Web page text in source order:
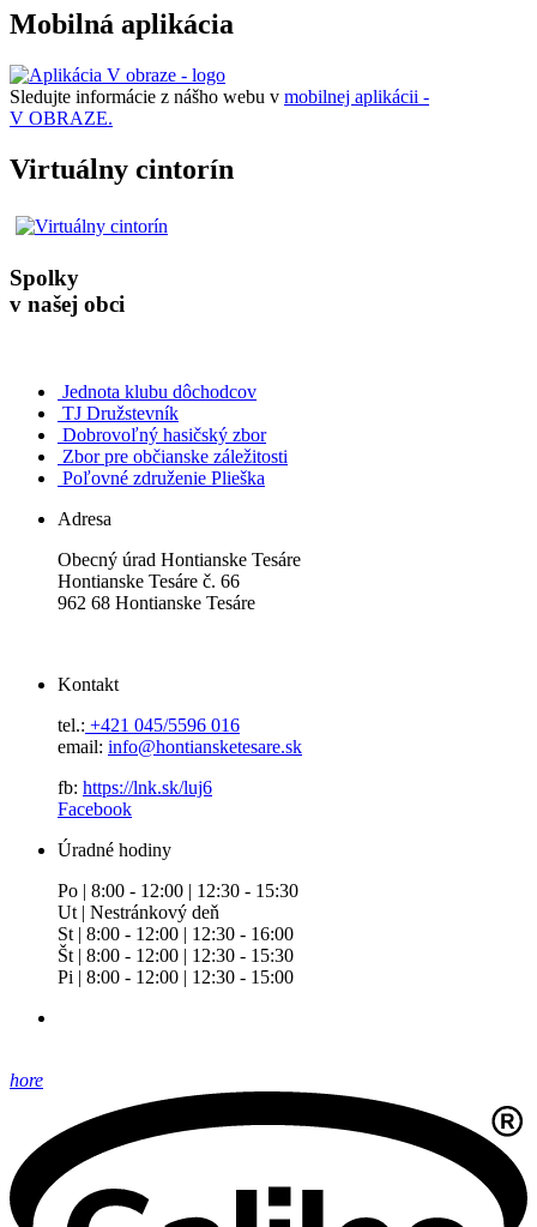
Mobilná aplikácia
Sledujte informácie z nášho webu v mobilnej aplikácii -
V OBRAZE.
Virtuálny cintorín
Spolky
v našej obci
Jednota klubu dôchodcov
TJ Družstevník
Dobrovoľný hasičský zbor
Zbor pre občianske záležitosti
Poľovné združenie Plieška
Adresa
Obecný úrad Hontianske Tesáre
Hontianske Tesáre č. 66
962 68 Hontianske Tesáre
Kontakt
tel.: +421 045/5596 016
email: info@hontiansketesare.sk
fb: https://lnk.sk/luj6
Facebook
Úradné hodiny
Po | 8:00 - 12:00 | 12:30 - 15:30
Ut | Nestránkový deň
St | 8:00 - 12:00 | 12:30 - 16:00
Št | 8:00 - 12:00 | 12:30 - 15:30
Pi | 8:00 - 12:00 | 12:30 - 15:00
hore